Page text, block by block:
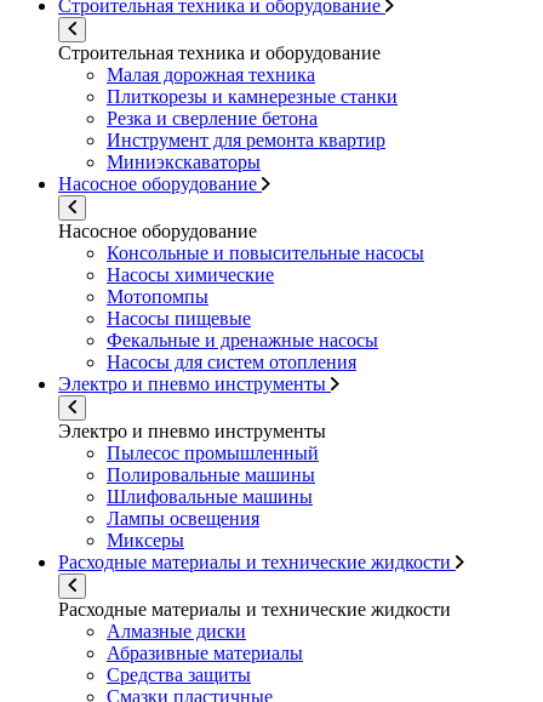
Строительная техника и оборудование
Строительная техника и оборудование
Малая дорожная техника
Плиткорезы и камнерезные станки
Резка и сверление бетона
Инструмент для ремонта квартир
Миниэкскаваторы
Насосное оборудование
Насосное оборудование
Консольные и повысительные насосы
Насосы химические
Мотопомпы
Насосы пищевые
Фекальные и дренажные насосы
Насосы для систем отопления
Электро и пневмо инструменты
Электро и пневмо инструменты
Пылесос промышленный
Полировальные машины
Шлифовальные машины
Лампы освещения
Миксеры
Расходные материалы и технические жидкости
Расходные материалы и технические жидкости
Алмазные диски
Абразивные материалы
Средства защиты
Смазки пластичные